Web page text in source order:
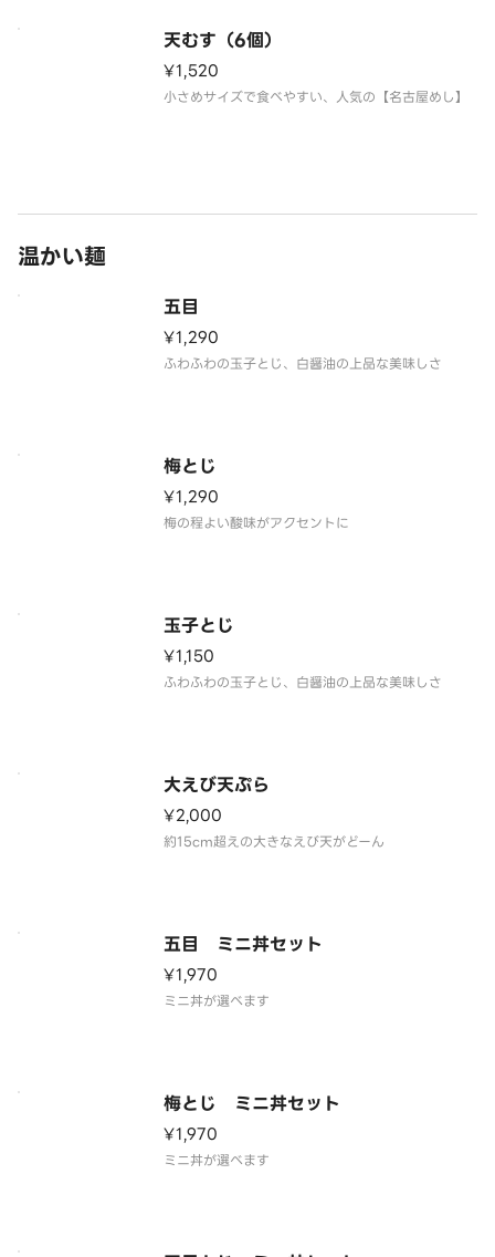
天むす（6個）
¥1,520
小さめサイズで食べやすい、人気の【名古屋めし】
温かい麺
五目
¥1,290
ふわふわの玉子とじ、白醤油の上品な美味しさ
梅とじ
¥1,290
梅の程よい酸味がアクセントに
玉子とじ
¥1,150
ふわふわの玉子とじ、白醤油の上品な美味しさ
大えび天ぷら
¥2,000
約15cm超えの大きなえび天がどーん
五目 ミニ丼セット
¥1,970
ミニ丼が選べます
梅とじ ミニ丼セット
¥1,970
ミニ丼が選べます